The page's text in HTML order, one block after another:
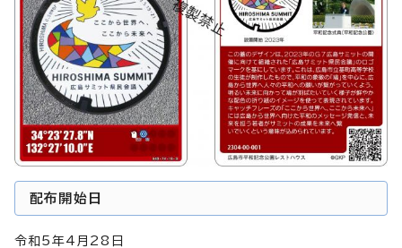
配布開始日
令和5年4月28日